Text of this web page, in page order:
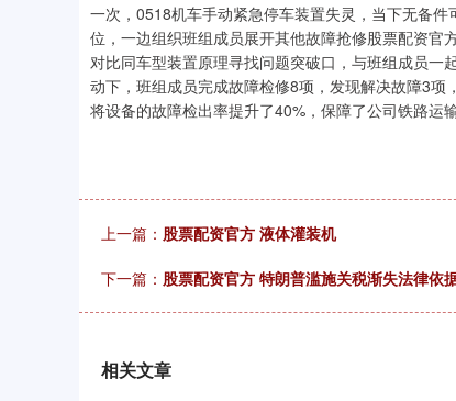
一次，0518机车手动紧急停车装置失灵，当下无备
位，一边组织班组成员展开其他故障抢修股票配资官
对比同车型装置原理寻找问题突破口，与班组成员
动下，班组成员完成故障检修8项，发现解决故障3
将设备的故障检出率提升了40%，保障了公司铁路运
上一篇： 股票配资官方 液体灌装机
下一篇： 股票配资官方 特朗普滥施关税渐失法律依
相关文章